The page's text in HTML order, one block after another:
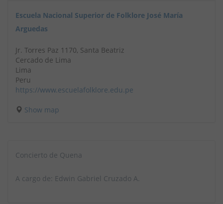
Escuela Nacional Superior de Folklore José María
Arguedas
Jr. Torres Paz 1170, Santa Beatriz
Cercado de Lima
Lima
Peru
https://www.escuelafolklore.edu.pe
Show map
Concierto de Quena
A cargo de: Edwin Gabriel Cruzado A.